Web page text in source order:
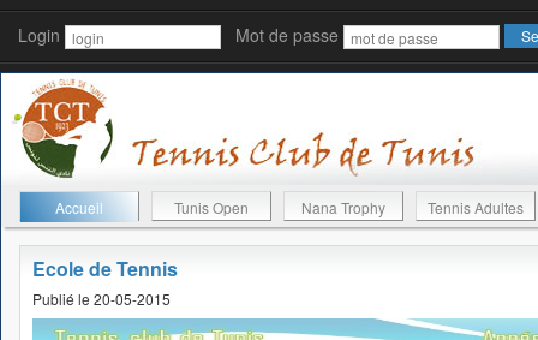
Login Mot de passe
Accueil Tunis Open Nana Trophy Tennis Adultes
Ecole de Tennis
Publié le 20-05-2015